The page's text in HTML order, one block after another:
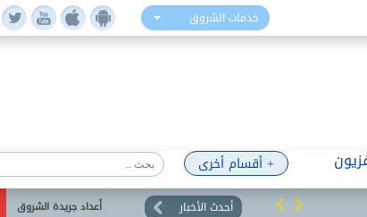
خدمات الشروق
+ أقسام أخرى
أعداد جريدة الشروق أحدث الأخبار